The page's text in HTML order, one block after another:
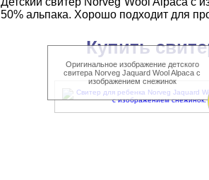
50% альпака. Хорошо подходит для
Купить
Оригинальное изображение детского
свитера Norveg Jaquard Wool Alpaca с
изображением снежинок